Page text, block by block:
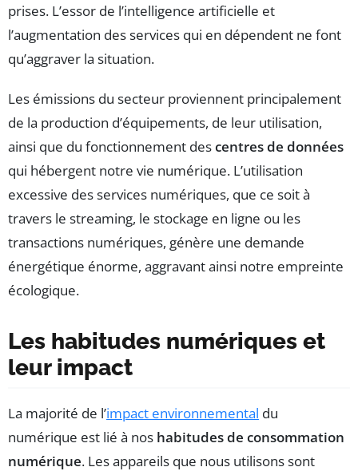
prises. L’essor de l’intelligence artificielle et
l’augmentation des services qui en dépendent ne font
qu’aggraver la situation.
Les émissions du secteur proviennent principalement
de la production d’équipements, de leur utilisation,
ainsi que du fonctionnement descentres de données
qui hébergent notre vie numérique. L’utilisation
excessive des services numériques, que ce soit à
travers le streaming, le stockage en ligne ou les
transactions numériques, génère une demande
énergétique énorme, aggravant ainsi notre empreinte
écologique.
Les habitudes numériques et
leur impact
La majorité de l’impact environnemental du
numérique est lié à nos habitudes de consommation
numérique. Les appareils que nous utilisons sont